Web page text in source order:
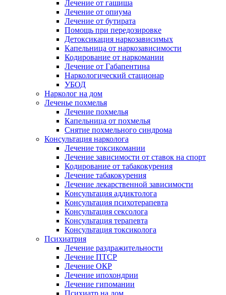
Лечение от гашиша
Лечение от опиума
Лечение от бутирата
Помощь при передозировке
Детоксикация наркозависимых
Капельница от наркозависимости
Кодирование от наркомании
Лечение от Габапентина
Наркологический стационар
УБОД
Нарколог на дом
Леченье похмелья
Лечение похмелья
Капельница от похмелья
Снятие похмельного синдрома
Консультация нарколога
Лечение токсикомании
Лечение зависимости от ставок на спорт
Кодирование от табакокурения
Лечение табакокурения
Лечение лекарственной зависимости
Консультация аддиктолога
Консультация психотерапевта
Консультация сексолога
Консультация терапевта
Консультация токсиколога
Психиатрия
Лечение раздражительности
Лечение ПТСР
Лечение ОКР
Лечение ипохондрии
Лечение гипомании
Психиатр на дом